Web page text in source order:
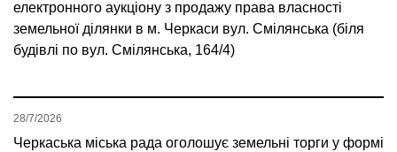
електронного аукціону з продажу права власності
земельної ділянки в м. Черкаси вул. Смілянська (біля
будівлі по вул. Смілянська, 164/4)
Черкаська міська рада оголошує земельні торги у формі
28/7/2026